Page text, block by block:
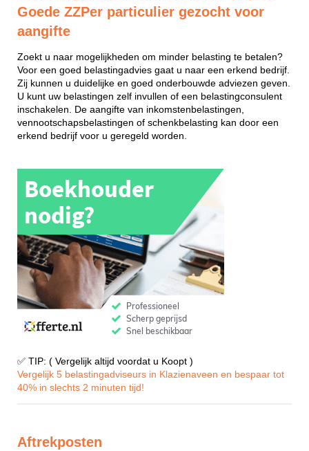
Goede ZZPer particulier gezocht voor
aangifte
Zoekt u naar mogelijkheden om minder belasting te betalen?
Voor een goed belastingadvies gaat u naar een erkend bedrijf.
Zij kunnen u duidelijke en goed onderbouwde adviezen geven.
U kunt uw belastingen zelf invullen of een belastingconsulent
inschakelen. De aangifte van inkomstenbelastingen,
vennootschapsbelastingen of schenkbelasting kan door een
erkend bedrijf voor u geregeld worden.
✅ TIP: ( Vergelijk altijd voordat u Koopt )
Vergelijk 5 belastingadviseurs in Klazienaveen en bespaar tot
40% in slechts 2 minuten tijd!
Aftrekposten